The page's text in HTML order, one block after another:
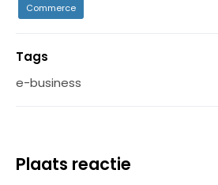
Commerce
Tags
e-business
Plaats reactie